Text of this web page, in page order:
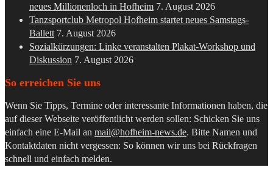
neues Millionenloch in Hofheim 7. August 2026
Tanzsportclub Metropol Hofheim startet neues Samstags-
Ballett 7. August 2026
Sozialkürzungen: Linke veranstalten Plakat-Workshop und
Diskussion 7. August 2026
So erreichen Sie uns
Wenn Sie Tipps, Termine oder interessante Informationen haben, die
auf dieser Webseite veröffentlicht werden sollen: Schicken Sie uns
einfach eine E-Mail an mail@hofheim-news.de. Bitte Namen und
Kontaktdaten nicht vergessen: So können wir uns bei Rückfragen
schnell und einfach melden.